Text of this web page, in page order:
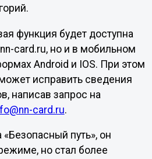
функция будет доступна
card.ru, но и в мобильном
Android и IOS. При этом
исправить сведения
написав запрос на
card.ru.
путь», он
но стал более